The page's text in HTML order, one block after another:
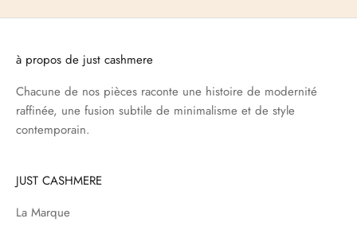
à propos de just cashmere
Chacune de nos pièces raconte une histoire de modernité
raffinée, une fusion subtile de minimalisme et de style
contemporain.
JUST CASHMERE
La Marque